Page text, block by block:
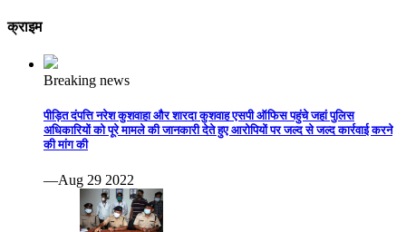
क्राइम
Breaking news
पीड़ित दंपत्ति नरेश कुशवाहा और शारदा कुशवाह एसपी ऑफिस पहुंचे जहां पुलिस
अधिकारियों को पूरे मामले की जानकारी देते हुए आरोपियों पर जल्द से जल्द कार्रवाई करने
की मांग की
—Aug 29 2022